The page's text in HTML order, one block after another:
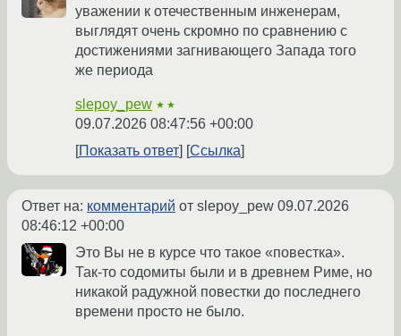
уважении к отечественным инженерам,
выглядят очень скромно по сравнению с
достижениями загнивающего Запада того
же периода
slepoy_pew ★★
09.07.2026 08:47:56 +00:00
Показать ответ
Ссылка
Ответ на: комментарий от slepoy_pew 09.07.2026
08:46:12 +00:00
Это Вы не в курсе что такое «повестка».
Так-то содомиты были и в древнем Риме, но
никакой радужной повестки до последнего
времени просто не было.